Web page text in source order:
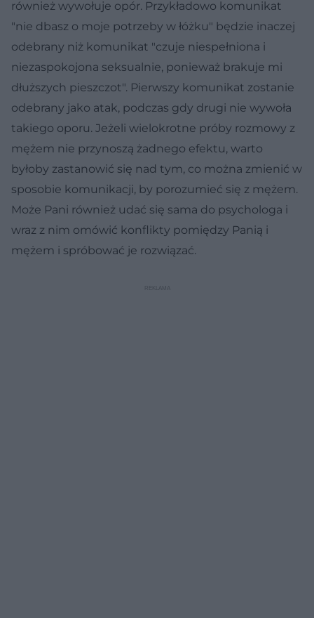
również wywołuje opór. Przykładowo komunikat
"nie dbasz o moje potrzeby w łóżku" będzie inaczej
odebrany niż komunikat "czuje niespełniona i
niezaspokojona seksualnie, ponieważ brakuje mi
dłuższych pieszczot". Pierwszy komunikat zostanie
odebrany jako atak, podczas gdy drugi nie wywoła
takiego oporu. Jeżeli wielokrotne próby rozmowy z
mężem nie przynoszą żadnego efektu, warto
byłoby zastanowić się nad tym, co można zmienić w
sposobie komunikacji, by porozumieć się z mężem.
Może Pani również udać się sama do psychologa i
wraz z nim omówić konflikty pomiędzy Panią i
mężem i spróbować je rozwiązać.